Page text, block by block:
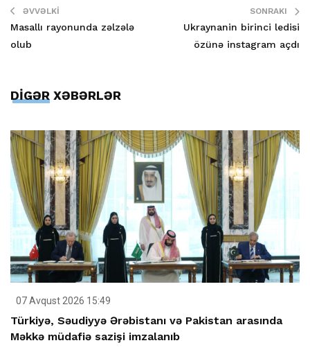
ƏVVƏLKI
Masallı rayonunda zəlzələ
olub
SONRAKI
Ukraynanin birinci ledisi
özünə instagram açdı
DİGƏR XƏBƏRLƏR
07 Avqust 2026 15:49
Türkiyə, Səudiyyə Ərəbistanı və Pakistan arasında
Məkkə müdafiə sazişi imzalanıb